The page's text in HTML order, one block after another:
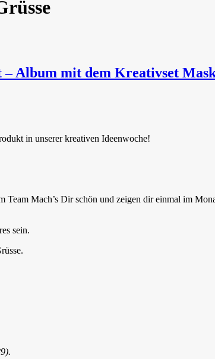
Album mit dem Kreativset
in unserer kreativen Ideenwoche!
Mach’s Dir schön und zeigen dir einmal im
sein.